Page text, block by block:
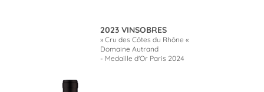
2023 VINSOBRES
» Cru des Côtes du Rhône «
Domaine Autrand
- Medaille d'Or Paris 2024